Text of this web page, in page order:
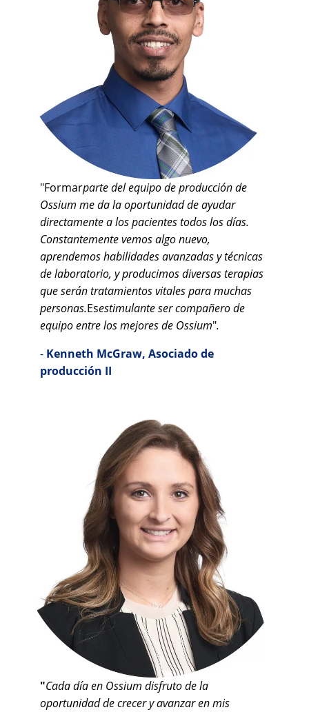
"Formarparte del equipo de producción de
Ossium me da la oportunidad de ayudar
directamente a los pacientes todos los días.
Constantemente vemos algo nuevo,
aprendemos habilidades avanzadas y técnicas
de laboratorio, y producimos diversas terapias
que serán tratamientos vitales para muchas
personas.Esestimulante ser compañero de
equipo entre los mejores de Ossium".
- Kenneth McGraw, Asociado de
producción II
"Cada día en Ossium disfruto de la
oportunidad de crecer y avanzar en mis